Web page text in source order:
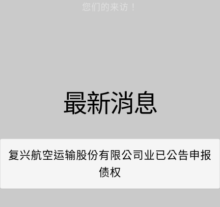
最新消息
复兴航空运输股份有限公司业已公告申报
债权